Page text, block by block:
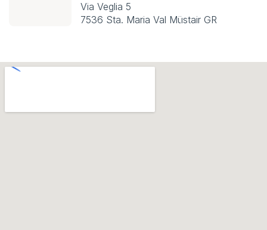
Via Veglia 5
7536 Sta. Maria Val Müstair GR